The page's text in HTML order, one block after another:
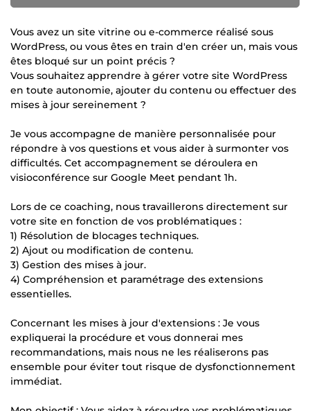
Vous avez un site vitrine ou e-commerce réalisé sous
WordPress, ou vous êtes en train d'en créer un, mais vous
êtes bloqué sur un point précis ?
Vous souhaitez apprendre à gérer votre site WordPress
en toute autonomie, ajouter du contenu ou effectuer des
mises à jour sereinement ?
Je vous accompagne de manière personnalisée pour
répondre à vos questions et vous aider à surmonter vos
difficultés. Cet accompagnement se déroulera en
visioconférence sur Google Meet pendant 1h.
Lors de ce coaching, nous travaillerons directement sur
votre site en fonction de vos problématiques :
1) Résolution de blocages techniques.
2) Ajout ou modification de contenu.
3) Gestion des mises à jour.
4) Compréhension et paramétrage des extensions
essentielles.
Concernant les mises à jour d'extensions : Je vous
expliquerai la procédure et vous donnerai mes
recommandations, mais nous ne les réaliserons pas
ensemble pour éviter tout risque de dysfonctionnement
immédiat.